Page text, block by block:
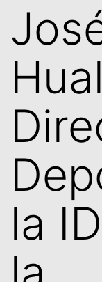
la